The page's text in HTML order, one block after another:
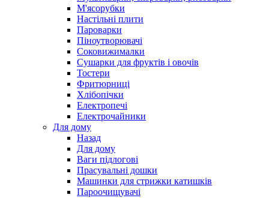
М'ясорубки
Настільні плити
Пароварки
Піноутворювачі
Соковижималки
Сушарки для фруктів і овочів
Тостери
Фритюрниці
Хлібопічки
Електропечі
Електрочайники
Для дому
Назад
Для дому
Ваги підлогові
Прасувальні дошки
Машинки для стрижки катишків
Пароочищувачі